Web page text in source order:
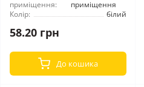
приміщення:
приміщення
Колір:
білий
58.20 грн
До кошика